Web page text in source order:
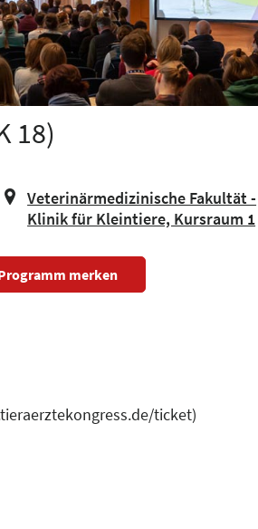
18)
Veterinärmedizinische Fakultät -
Klinik für Kleintiere, Kursraum 1
merken
ticket)